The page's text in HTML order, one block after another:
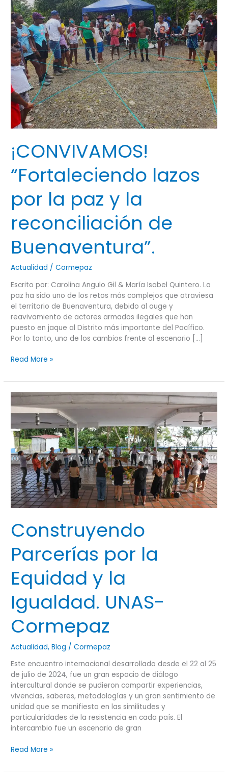
¡CONVIVAMOS!
“Fortaleciendo lazos
por la paz y la
reconciliación de
Buenaventura”.
Actualidad /Cormepaz
Escrito por: Carolina Angulo Gil & María Isabel Quintero. La
paz ha sido uno de los retos más complejos que atraviesa
el territorio de Buenaventura, debido al auge y
reavivamiento de actores armados ilegales que han
puesto en jaque al Distrito más importante del Pacífico.
Por lo tanto, uno de los cambios frente al escenario […]
por
la
paz
y
la
reconciliación
de
Buenaventura”.
Read More »
Construyendo
Parcerías por la
Equidad y la
Igualdad. UNAS-
Cormepaz
Actualidad,Blog /Cormepaz
Este encuentro internacional desarrollado desde el 22 al 25
de julio de 2024, fue un gran espacio de diálogo
intercultural donde se pudieron compartir experiencias,
vivencias, saberes, metodologías y un gran sentimiento de
unidad que se manifiesta en las similitudes y
particularidades de la resistencia en cada país. El
intercambio fue un escenario de gran
Construyendo
Parcerías
por
la
Equidad
y
la
Igualdad.
UNAS-
Cormepaz
Read More »